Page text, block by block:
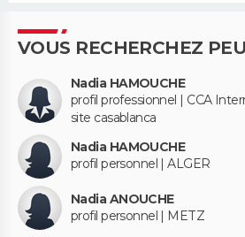
VOUS RECHERCHEZ
Nadia HAMOUCHE
profil professionnel | CCA
site casablanca
Nadia HAMOUCHE
profil personnel | ALGER
Nadia ANOUCHE
profil personnel | METZ